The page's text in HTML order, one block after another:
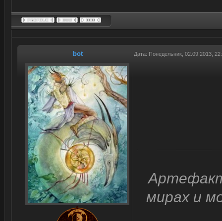
bot Дата: Понедельник, 02.09.2013,
мирах и